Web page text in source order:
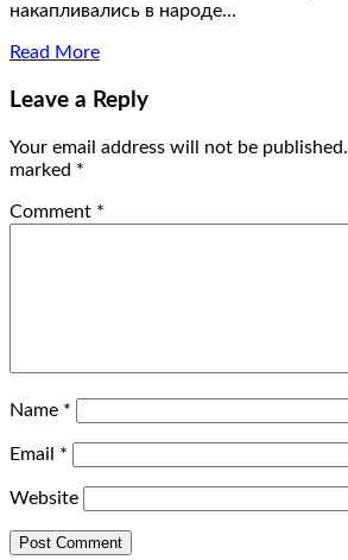
накапливались в народе…
Read More
Leave a Reply
Your email address will not be published.
marked *
Comment *
Name *
Email *
Website